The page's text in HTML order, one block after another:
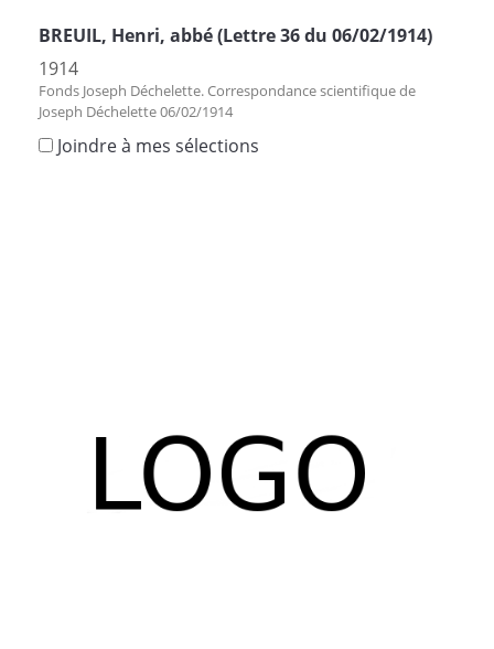
BREUIL, Henri, abbé (Lettre 36 du 06/02/1914)
1914
Fonds Joseph Déchelette. Correspondance scientifique de
Joseph Déchelette 06/02/1914
Joindre à mes sélections